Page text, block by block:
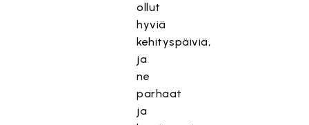
ollut
hyviä
kehityspäiviä,
ja
ne
parhaat
ja